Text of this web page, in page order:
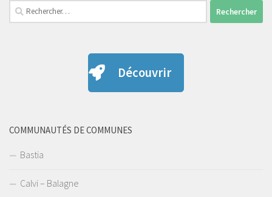
Rechercher :
Découvrir
COMMUNAUTÉS DE COMMUNES
Bastia
Calvi – Balagne